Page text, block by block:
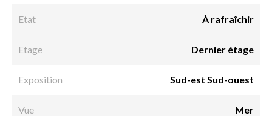
Etat À rafraîchir
Etage Dernier étage
Exposition Sud-est Sud-ouest
Vue Mer